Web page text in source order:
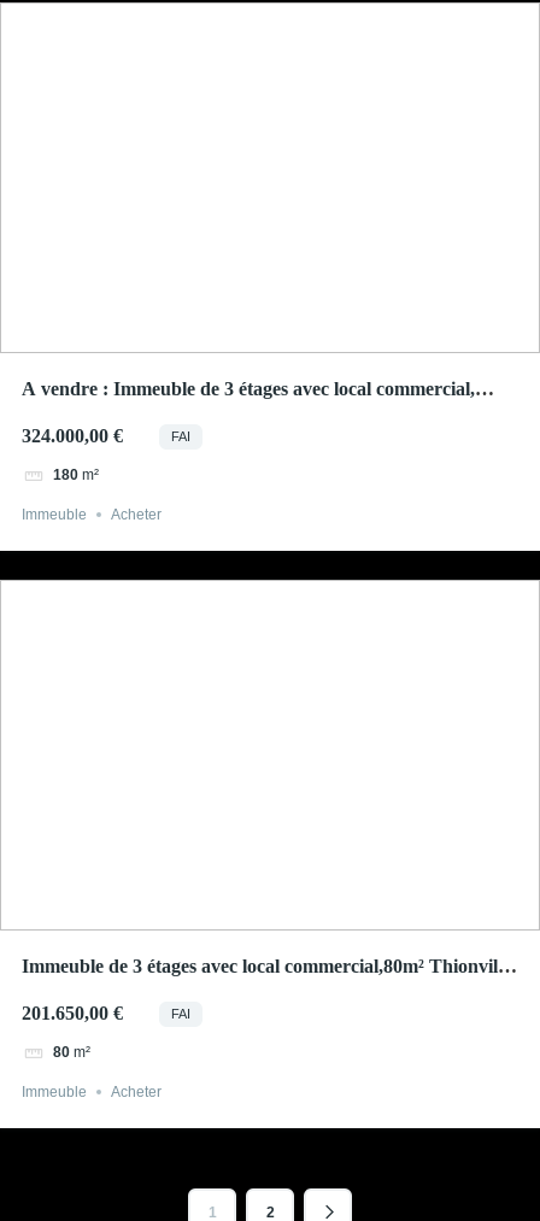
A vendre : Immeuble de 3 étages avec local commercial,
324.000,00 €
FAI
180m²
Immeuble Acheter
Immeuble de 3 étages avec local commercial,80m² Thionville
201.650,00 €
FAI
80m²
Immeuble Acheter
1 2